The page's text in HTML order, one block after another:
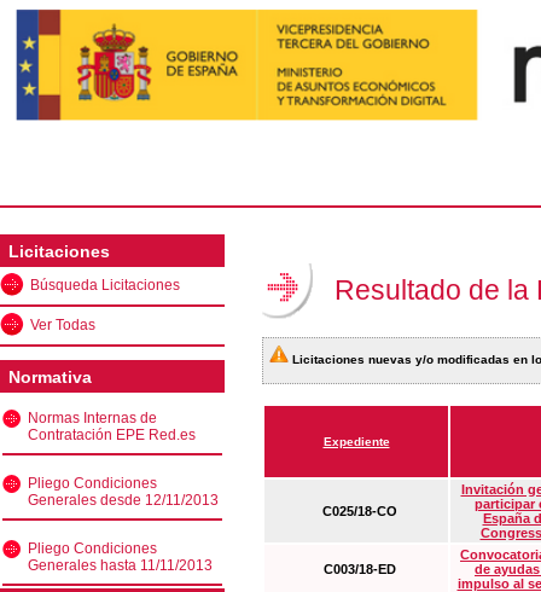
Licitaciones
Búsqueda Licitaciones
Ver Todas
Normativa
Normas Internas de
Contratación EPE Red.es
Pliego Condiciones
Generales desde 12/11/2013
Pliego Condiciones
Generales hasta 11/11/2013
Resultado de la
Licitaciones nuevas y/o modificadas en
Expediente
C025/18-CO
Invitación
participar
España
C003/18-ED
de
impulso al